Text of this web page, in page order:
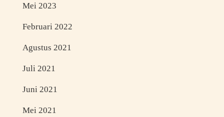
Mei 2023
Februari 2022
Agustus 2021
Juli 2021
Juni 2021
Mei 2021